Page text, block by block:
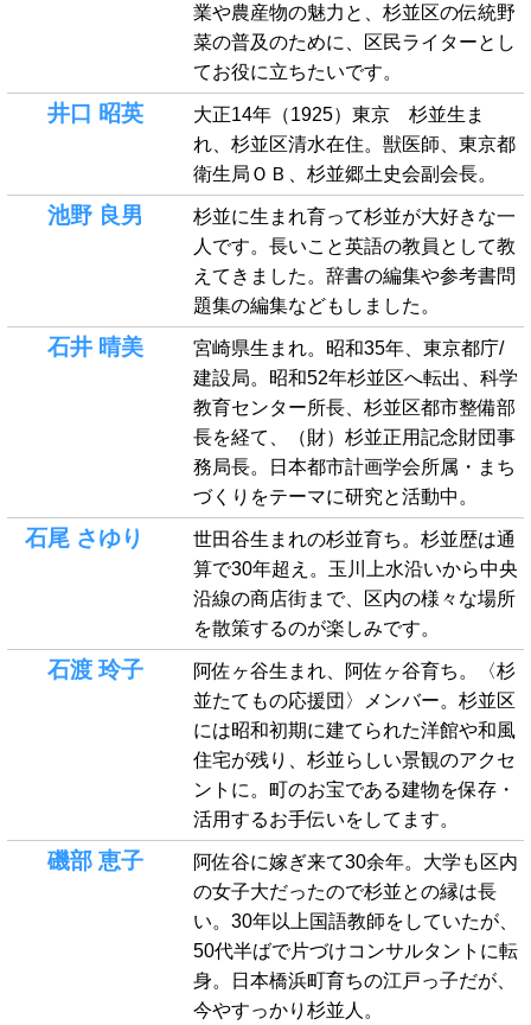
業や農産物の魅力と、杉並区の伝統野
菜の普及のために、区民ライターとし
てお役に立ちたいです。
井口 昭英
大正14年（1925）東京 杉並生ま
れ、杉並区清水在住。獣医師、東京都
衛生局ＯＢ、杉並郷土史会副会長。
池野 良男
杉並に生まれ育って杉並が大好きな一
人です。長いこと英語の教員として教
えてきました。辞書の編集や参考書問
題集の編集などもしました。
石井 晴美
宮崎県生まれ。昭和35年、東京都庁/
建設局。昭和52年杉並区へ転出、科学
教育センター所長、杉並区都市整備部
長を経て、（財）杉並正用記念財団事
務局長。日本都市計画学会所属・まち
づくりをテーマに研究と活動中。
石尾 さゆり
世田谷生まれの杉並育ち。杉並歴は通
算で30年超え。玉川上水沿いから中央
沿線の商店街まで、区内の様々な場所
を散策するのが楽しみです。
石渡 玲子
阿佐ヶ谷生まれ、阿佐ヶ谷育ち。〈杉
並たてもの応援団〉メンバー。杉並区
には昭和初期に建てられた洋館や和風
住宅が残り、杉並らしい景観のアクセ
ントに。町のお宝である建物を保存・
活用するお手伝いをしてます。
磯部 恵子
阿佐谷に嫁ぎ来て30余年。大学も区内
の女子大だったので杉並との縁は長
い。30年以上国語教師をしていたが、
50代半ばで片づけコンサルタントに転
身。日本橋浜町育ちの江戸っ子だが、
今やすっかり杉並人。